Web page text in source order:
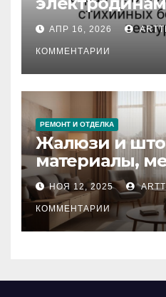
влияние
стихийных
тезауруса
АПР 16, 2026
КОММЕНТАРИИ
РЕМОНТ И ОТДЕЛКА
Жалюзи и
материалы,
управления и
НОЯ 12, 2025
КОММЕНТАРИИ